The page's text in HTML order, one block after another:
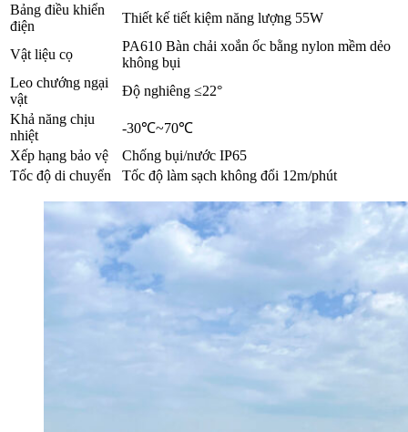
Bảng điều khiển
điện
Thiết kế tiết kiệm năng lượng 55W
Vật liệu cọ
PA610 Bàn chải xoắn ốc bằng nylon mềm dẻo
không bụi
Leo chướng ngại
vật
Độ nghiêng ≤22°
Khả năng chịu
nhiệt
-30℃~70℃
Xếp hạng bảo vệ
Chống bụi/nước IP65
Tốc độ di chuyển
Tốc độ làm sạch không đổi 12m/phút